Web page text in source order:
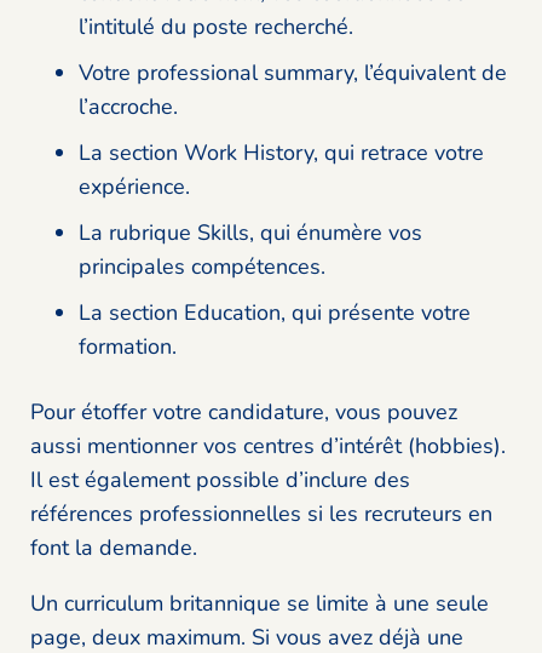
l’intitulé du poste recherché.
Votre professional summary, l’équivalent de
l’accroche.
La section Work History, qui retrace votre
expérience.
La rubrique Skills, qui énumère vos
principales compétences.
La section Education, qui présente votre
formation.
Pour étoffer votre candidature, vous pouvez
aussi mentionner vos centres d’intérêt (hobbies).
Il est également possible d’inclure des
références professionnelles si les recruteurs en
font la demande.
Un curriculum britannique se limite à une seule
page, deux maximum. Si vous avez déjà une